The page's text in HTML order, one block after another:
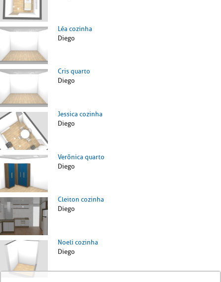
Léa cozinha
Diego
Cris quarto
Diego
Jessica cozinha
Diego
Verônica quarto
Diego
Cleiton cozinha
Diego
Noeli cozinha
Diego